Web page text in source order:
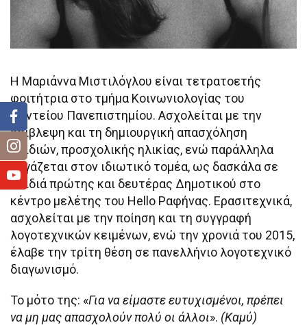
Η Μαριάννα Μιστιλόγλου είναι τετρατοετής
φοιτήτρια στο τμήμα Κοινωνιολογίας του
Παντείου Πανεπιστημίου. Ασχολείται με την
επίβλεψη και τη δημιουργική απασχόληση
παιδιών, προσχολικής ηλικίας, ενώ παράλληλα
εργάζεται στον ιδιωτικό τομέα, ως δασκάλα σε
παιδιά πρώτης και δευτέρας Δημοτικού στο
κέντρο μελέτης του Hello Ραφήνας. Ερασιτεχνικά,
ασχολείται με την ποίηση και τη συγγραφή
λογοτεχνικών κειμένων, ενώ την χρονιά του 2015,
έλαβε την τρίτη θέση σε πανελλήνιο λογοτεχνικό
διαγωνισμό.
Το μότο της: «Για να είμαστε ευτυχισμένοι, πρέπει
να μη μας απασχολούν πολύ οι άλλοι». (Καμύ)